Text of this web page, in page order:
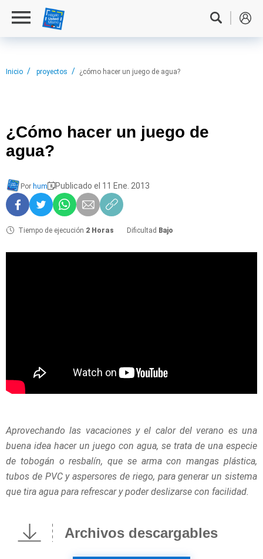
Inicio proyectos ¿cómo hacer un juego de agua?
¿Cómo hacer un juego de
agua?
Por hum Publicado el 11 Ene. 2013
Tiempo de ejecución 2 Horas Dificultad Bajo
Aprovechando las vacaciones y el calor del verano es una
buena idea hacer un juego con agua, se trata de una especie
de tobogán o resbalín, que se arma con mangas plástica,
tubos de PVC y aspersores de riego, para generar un sistema
que tira agua para refrescar y poder deslizarse con facilidad.
Archivos descargables